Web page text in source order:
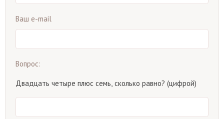
Ваш e-mail
Вопрос:
Двадцать четыре плюс семь, сколько равно? (цифрой)